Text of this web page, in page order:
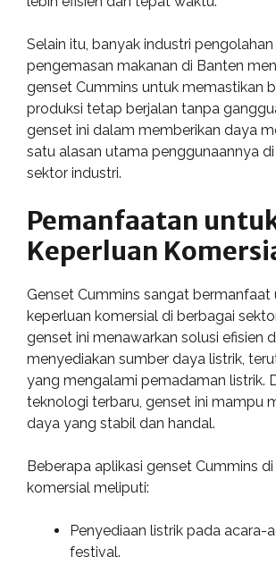
Selain itu, banyak industri pengolahan
pengemasan makanan di Banten
genset Cummins untuk memastikan
produksi tetap berjalan tanpa
genset ini dalam memberikan daya
satu alasan utama penggunaannya
sektor industri.
Pemanfaatan
Keperluan
Genset Cummins sangat bermanfaat
keperluan komersial di berbagai
genset ini menawarkan solusi efisien
menyediakan sumber daya listrik,
yang mengalami pemadaman listrik.
teknologi terbaru, genset ini mampu
daya yang stabil dan handal.
Beberapa aplikasi genset Cummins
komersial meliputi:
Penyediaan listrik pada acara-
festival.